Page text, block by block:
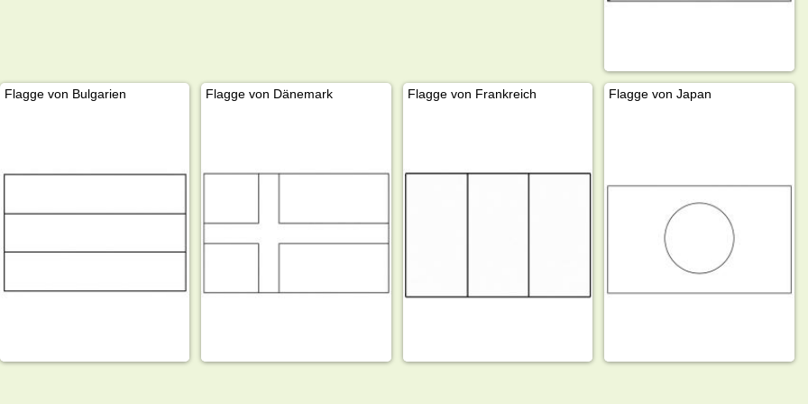
Flagge von Bulgarien Flagge von Dänemark Flagge von Frankreich Flagge von Japan